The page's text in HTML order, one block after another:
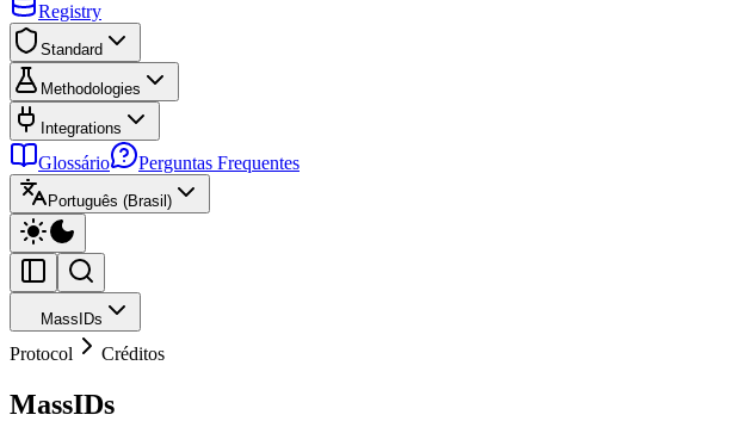
Registry
Standard
Methodologies
Integrations
Glossário Perguntas Frequentes
Português (Brasil)
MassIDs
Protocol Créditos
MassIDs